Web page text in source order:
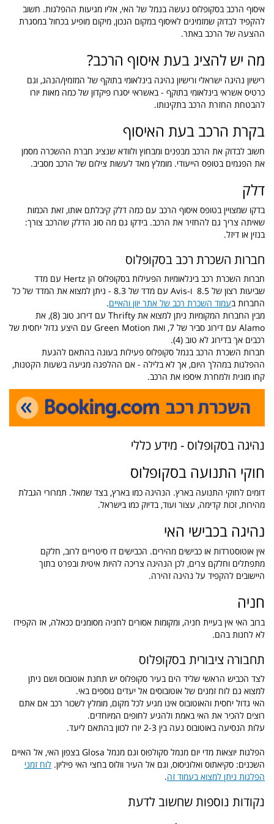
איסוף הרכב בסקופלוס נעשה בנמל של האי, אליו מגיעות ההפלגות. חשוב
להקפיד לבדוק שמזמינים לאיסוף במקום הנכון, מיקום מופיע בכחול במסגרת
ההצעה של הרכב באתר.
מה יש להציג בעת איסוף הרכב?
רישיון נהיגה ישראלי ורישיון נהיגה בינלאומי בתוקף של המזמין/הנהג, וגם
כרטיס אשראי בינלאומי בתוקף - באשראי יסגרו פיקדון של כמה מאות יורו
להבטחת החזרת הרכב בתקינותו.
בקרת הרכב בעת האיסוף
חשוב לבדוק את הרכב מבפנים ומבחוץ ולוודא שנציג חברת ההשכרה מסמן
את הפגמים בטופס הייעודי. מומלץ מאד לעשות צילום של הרכב מסביב.
דלק
בדקו שמצויין בטופס איסוף הרכב עם כמה דלק קיבלתם אותו, זאת הכמות
שאיתה צריך גם להחזיר את הרכב. בידקו גם מה סוג הדלק שהרכב צורך:
בנזין או דיזל.
חברות השכרת רכב בסקופלוס
חברות השכרת רכב בינלאומיות הפעילות בסקופלוס הן Hertz עם מדד
שביעות רצון של 8.5 ו-Avis עם מדד של 8.3 - ניתן למצוא את המדד של כל
החברות בעמוד השכרת רכב של אתר יוון והאיים.
מבין החברות המקומיות ניתן למצוא את Thrifty עם דירוג טוב (8), את
Alamo עם דירוג סביר של 7, ואת Green Motion עם היצע גדול יחסית של
רכבים אך בדירוג לא טוב (4).
חברות השכרת הרכב בנמל סקופלוס פעילות בעונה בהתאם להגעת
ההפלגות במהלך היום, אך לא בלילה - אם ההלפגה מגיעה בשעות הקטנות,
קחו מונית ולמחרת איספו את הרכב.
נהיגה בסקופלוס - מידע כללי
חוקי התנועה בסקופלוס
דומים לחוקי התנועה בארץ. הנהיגה כמו בארץ, בצד שמאל. תמרורי הגבלת
מהירות, זכות קדימה, עצור ועוד, בדיוק כמו בישראל.
נהיגה בכבישי האי
אין אוטוסטרדות או כבישים מהירים. הכבישים דו סיטריים לרוב, חלקם
מתפתלים וחלקם צרים, לכן הנהיגה צריכה להיות איטית ובפרט בתוך
היישובים להקפיד על נהיגה זהירה.
חניה
ברוב האי אין בעיית חניה, ומקומות אסורים לחניה מסומנים ככאלה, אז הקפידו
לא לחנות בהם.
תחבורה ציבורית בסקופלוס
לצד הכביש הראשי שליד הים בעיר סקופלוס יש תחנת אוטובוס ושם ניתן
למצוא גם לוח זמנים של אוטובוסים אל יעדים נוספים באי.
האי גדול יחסית והאוטובוס אינו מגיע לכל מקום, מומלץ לשכור רכב אם אתם
רוצים להכיר את האי באמת ולהגיע לחופים המיוחדים.
עלות הנסיעה באוטובוס נעה בין 2-3 יורו לכוון בהתאם ליעד.
הפלגות יוצאות מדי יום מנמל סקולפוס וגם מנמל Glosa בצפון האי, אל האיים
השכנים: סקיאתוס ואלוניסוס, וגם אל העיר וולוס בחצי האי פיליון. לוח זמני
הפלגות ניתן למצוא בעמוד זה.
נקודות נוספות שחשוב לדעת